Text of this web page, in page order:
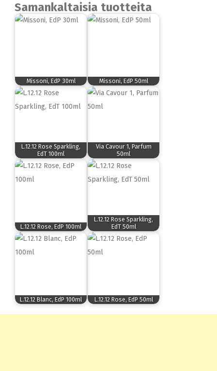
Samankaltaisia tuotteita
Missoni, EdP 30ml Missoni, EdP 50ml
L.12.12 Rose Sparkling,
EdT 100ml
Via Cavour 1, Parfum
50ml
L.12.12 Rose, EdP 100ml
L.12.12 Rose Sparkling,
EdT 50ml
L.12.12 Blanc, EdP 100ml L.12.12 Rose, EdP 50ml